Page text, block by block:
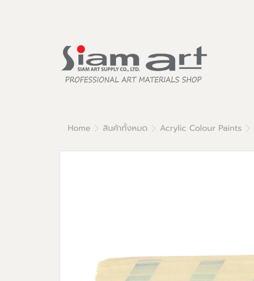
Home สินค้าทั้งหมด Acrylic Colour Paints